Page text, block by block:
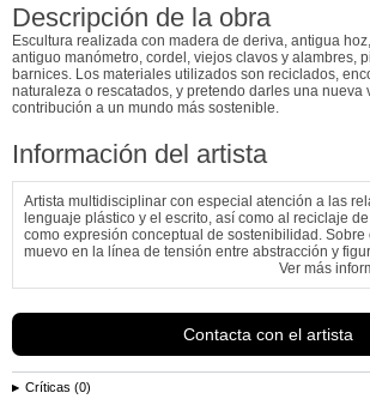
Descripción de la obra
Escultura realizada con madera de deriva, antigua
antiguo manómetro, cordel, viejos clavos y alambres,
barnices. Los materiales utilizados son reciclados,
naturaleza o rescatados, y pretendo darles una nueva
contribución a un mundo más sostenible.
Información del artista
Artista multidisciplinar con especial atención a las
lenguaje plástico y el escrito, así como al reciclaje
como expresión conceptual de sostenibilidad. Sobre
muevo en la línea de tensión entre abstracción y
Ver más
Contacta con el artista
Críticas (0)